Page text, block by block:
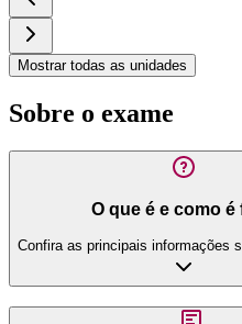
Mostrar todas as unidades
Sobre o exame
O que é e como é
Confira as principais informações